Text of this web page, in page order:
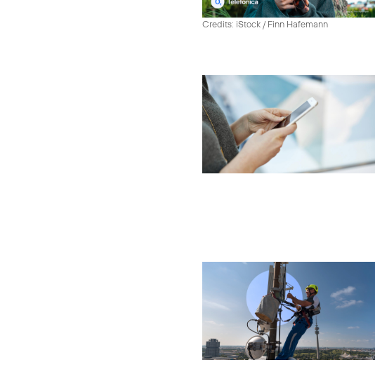
Credits: iStock / Finn Hafemann